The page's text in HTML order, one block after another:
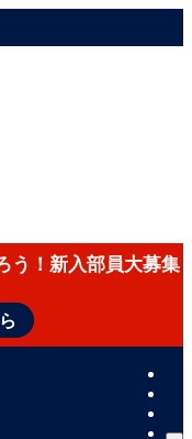
う！新入部員大募集